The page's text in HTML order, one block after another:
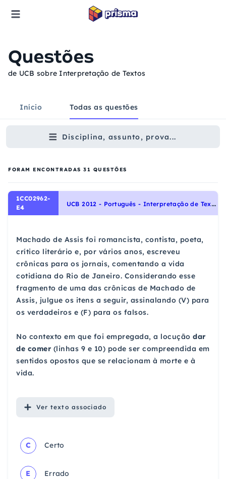
Questões
de UCB sobre Interpretação de Textos
Início Todas as questões
Disciplina, assunto, prova...
FORAM ENCONTRADAS 31 QUESTÕES
1CC02962-
E4
U
CB 2012 - Português - Interpretação de Textos
Machado de Assis foi romancista, contista, poeta,
crítico literário e, por vários anos, escreveu
crônicas para os jornais, comentando a vida
cotidiana do Rio de Janeiro. Considerando esse
fragmento de uma das crônicas de Machado de
Assis, julgue os itens a seguir, assinalando (V) para
os verdadeiros e (F) para os falsos.
No contexto em que foi empregada, a locução dar
de comer (linhas 9 e 10) pode ser compreendida em
sentidos opostos que se relacionam à morte e à
vida.
Ver texto associado
C Certo
E Errado